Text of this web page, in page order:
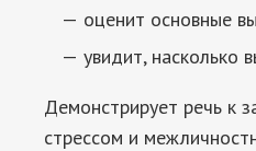
оценит основные
увидит, насколько
Демонстрирует речь к
стрессом и